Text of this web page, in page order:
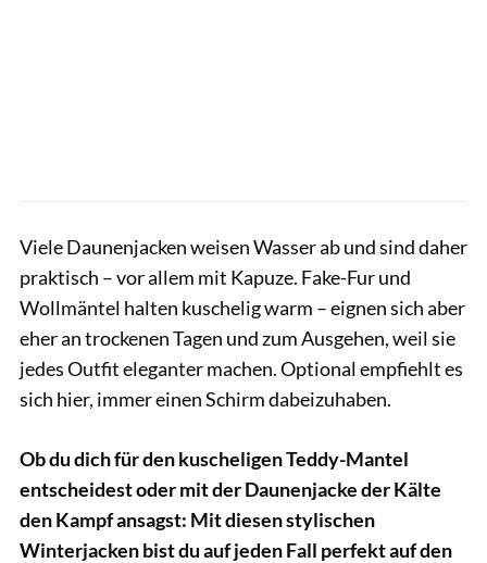
Viele Daunenjacken weisen Wasser ab und sind daher
praktisch – vor allem mit Kapuze. Fake-Fur und
Wollmäntel halten kuschelig warm – eignen sich aber
eher an trockenen Tagen und zum Ausgehen, weil sie
jedes Outfit eleganter machen. Optional empfiehlt es
sich hier, immer einen Schirm dabeizuhaben.
Ob du dich für den kuscheligen Teddy-Mantel
entscheidest oder mit der Daunenjacke der Kälte
den Kampf ansagst: Mit diesen stylischen
Winterjacken bist du auf jeden Fall perfekt auf den